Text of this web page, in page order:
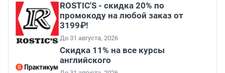
ROSTIC'S - скидка 20% по
промокоду на любой заказ от
3199₽!
До 31 августа, 2026
Скидка 11% на все курсы
английского